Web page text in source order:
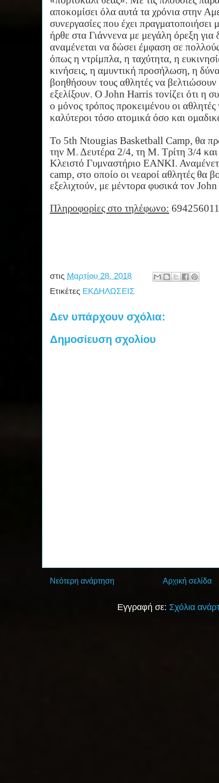
αποκομίσει όλα αυτά τα χρόνια στην
συνεργασίες που έχει πραγματοποιήσει
ήρθε στα Γιάννενα με μεγάλη όρεξη για
αναμένεται να δώσει έμφαση σε πολλούς
όπως η ντρίμπλα, η ταχύτητα, η
κινήσεις, η αμυντική προσήλωση, η
βοηθήσουν τους αθλητές να βελτιώσουν
εξελίξουν. Ο John Harris τονίζει ότι η
ο μόνος τρόπος προκειμένου οι αθλητές
καλύτεροι τόσο ατομικά όσο και
Το 5th Ntougias Basketball Camp, θα
την Μ. Δευτέρα 2/4, τη Μ. Τρίτη 3/4
Κλειστό Γυμναστήριο ΕΑΝΚΙ.
camp, στo οποίo οι νεαροί αθλητές θα
εξελιχτούν, με μέντορα φυσικά τον John
Πληροφορίες στο τηλέφωνο:
στις Μαρτίου 28, 2018
Ετικέτες ΕΚΔΗΛΩΣΕΙΣ
Δεν υπάρχουν σχόλια:
Δημοσίευση σχολίου
Νεότερη ανάρτηση Αρχική σελίδα
Εγγραφή σε: Σχόλια